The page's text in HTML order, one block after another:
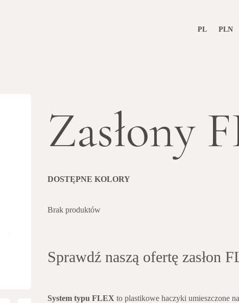
PLN
PL
Zasłony
DOSTĘPNE KOLORY
Brak produktów
Sprawdź naszą ofertę zasłon
System typu FLEX to plastikowe haczyki umieszczone